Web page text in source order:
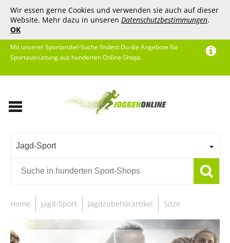
Wir essen gerne Cookies und verwenden sie auch auf dieser
Website. Mehr dazu in unseren Datenschutzbestimmungen.
OK
Mit unserer Sportartikel-Suche findest Du die Angebote für
Sportausrüstung aus hunderten Online-Shops.
Jagd-Sport
Home Jagd-Sport Jagdzubehörartikel Sitze